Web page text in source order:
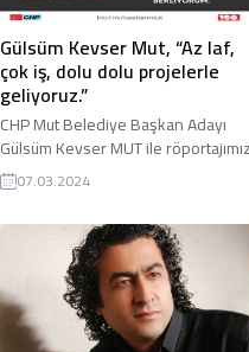
Gülsüm Kevser Mut, “Az laf,
çok iş, dolu dolu projelerle
geliyoruz.”
CHP Mut Belediye Başkan Adayı
Gülsüm Kevser MUT ile röportajımız
07.03.2024